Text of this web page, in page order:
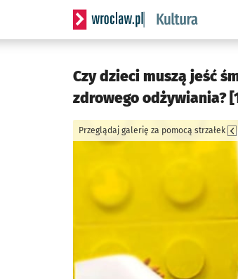
Serwis informacyjny wroclaw.pl
Czy dzieci muszą jeść
zdrowego odżywiania?
Przeglądaj galerię za pomocą strzałek